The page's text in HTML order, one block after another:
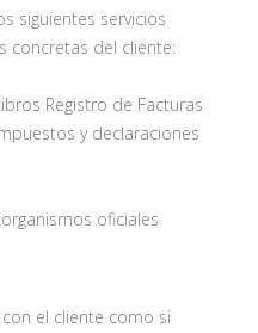
siguientes servicios
concretas del cliente:
Registro de Facturas
y declaraciones
oficiales
el cliente como si